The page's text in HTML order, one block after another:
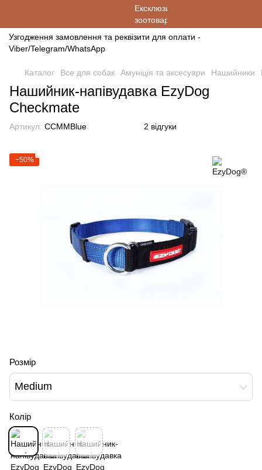
Узгодження замовлення та реквізити для оплати -
Viber/Telegram/WhatsApp
Каталог Все для собак Амуніція та аксесуари Нашийники
Нашийник-напівудавка EzyDog
Checkmate
Артикул: CCMMBlue 2 відгуки
−50%
Розмір
Medium
Колір